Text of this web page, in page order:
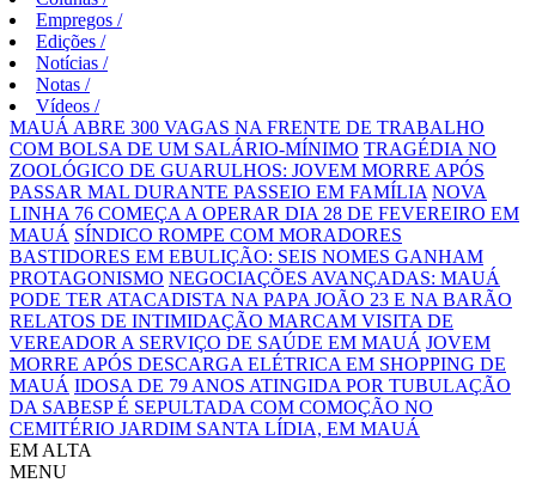
Empregos /
Edições /
Notícias /
Notas /
Vídeos /
MAUÁ ABRE 300 VAGAS NA FRENTE DE TRABALHO
COM BOLSA DE UM SALÁRIO-MÍNIMO TRAGÉDIA NO
ZOOLÓGICO DE GUARULHOS: JOVEM MORRE APÓS
PASSAR MAL DURANTE PASSEIO EM FAMÍLIA NOVA
LINHA 76 COMEÇA A OPERAR DIA 28 DE FEVEREIRO EM
MAUÁ SÍNDICO ROMPE COM MORADORES
BASTIDORES EM EBULIÇÃO: SEIS NOMES GANHAM
PROTAGONISMO NEGOCIAÇÕES AVANÇADAS: MAUÁ
PODE TER ATACADISTA NA PAPA JOÃO 23 E NA BARÃO
RELATOS DE INTIMIDAÇÃO MARCAM VISITA DE
VEREADOR A SERVIÇO DE SAÚDE EM MAUÁ JOVEM
MORRE APÓS DESCARGA ELÉTRICA EM SHOPPING DE
MAUÁ IDOSA DE 79 ANOS ATINGIDA POR TUBULAÇÃO
DA SABESP É SEPULTADA COM COMOÇÃO NO
CEMITÉRIO JARDIM SANTA LÍDIA, EM MAUÁ
EM ALTA
MENU